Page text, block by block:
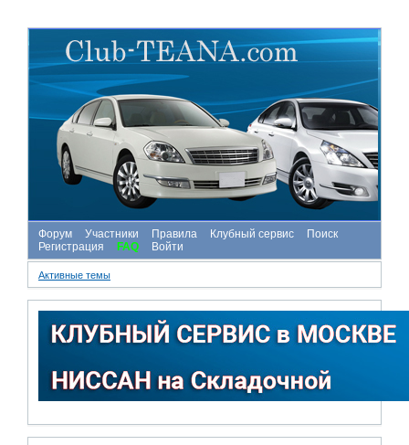
Форум Участники Правила Клубный сервис
Поиск
Регистрация
FAQ Войти
Активные темы